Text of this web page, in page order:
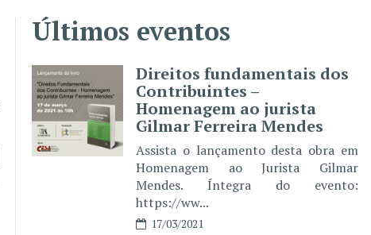
Últimos eventos
Direitos fundamentais dos
Contribuintes –
Homenagem ao jurista
Gilmar Ferreira Mendes
Assista o lançamento desta obra em
Homenagem ao Jurista Gilmar
Mendes. Íntegra do evento:
https://ww...
17/03/2021